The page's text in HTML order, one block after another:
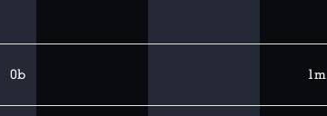
0b 1m